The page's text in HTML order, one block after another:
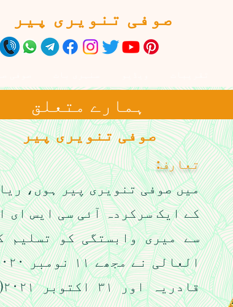
صوفی تنویری پیر
ہمارے متعلق
صوفی تنویری پیر
تعارف:
میں صوفی تنویری پیر ہوں،
کے ایک سرکردہ آئی سی ایس ای
سے میری وابستگی کو تسلیم